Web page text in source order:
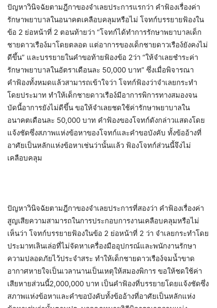
ปัญหาวินิจฉัยตามฎีกาของจำเลยประการแรกว่า คำฟ้องเรื่องค่า
รักษาพยาบาลในอนาคตเคลือบคลุมหรือไม่ โจทก์บรรยายฟ้องใน
ข้อ 2 ย่อหน้าที่ 2 ตอนท้ายว่า “โจทก์ได้ทำการรักษาพยาบาลเด็ก
ชายดาวเรือง์มาโดยตลอด แต่อาการของเด็กชายดาวเรือง์ยังคงไม่
ดีขึ้น” และบรรยายในคำขอท้ายฟ้องข้อ 2ว่า “ให้จำเลยชำระค่า
รักษาพยาบาลในอัตราเดือนละ 50,000 บาท” ซึ่งเมื่อพิจารณา
คำฟ้องทั้งหมดแล้วสามารถเข้าใจว่า โจทก์ฟ้องว่าจำเลยกระทำ
โดยประมาท ทำให้เด็กชายดาวเรือง์มีอาการพิการทางสมองจน
บัดนี้อาการยังไม่ดีขึ้น ขอให้จำเลยชดใช้ค่ารักษาพยาบาลใน
อนาคตเดือนละ 50,000 บาท คำฟ้องของโจทก์ดังกล่าวแสดงโดย
แจ้งชัดซึ่งสภาพแห่งข้อหาของโจทก์และคำขอบังคับ ทั้งข้ออ้างที่
อาศัยเป็นหลักแห่งข้อหาเช่นว่านั้นแล้ว ฟ้องโจทก์ส่วนนี้จึงไม่
เคลือบคลุม
ปัญหาวินิจฉัยตามฎีกาของจำเลยประการที่สองว่า คำฟ้องเรื่องค่า
สูญเสียความสามารถในการประกอบการงานเคลือบคลุมหรือไม่
เห็นว่า โจทก์บรรยายฟ้องในข้อ 2 ย่อหน้าที่ 2 ว่า จำเลยกระทำโดย
ประมาทเลินเล่อที่ไม่จัดหาเครื่องมืออุปกรณ์และพนักงานรักษา
ความปลอดภัยไว้ประจำสระ ทำให้เด็กชายดาวเรือง์จมน้ำขาด
อากาศหายใจเป็นเวลานานเป็นเหตุให้สมองพิการ ขอให้ชดใช้ค่า
เสียหายส่วนนี้2,000,000 บาท เป็นคำฟ้องที่บรรยายโดยแจ้งชัดซึ่ง
สภาพแห่งข้อหาและคำขอบังคับทั้งข้ออ้างที่อาศัยเป็นหลักแห่ง